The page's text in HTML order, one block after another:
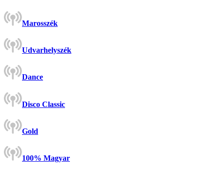
Marosszék
Udvarhelyszék
Dance
Disco Classic
Gold
100% Magyar